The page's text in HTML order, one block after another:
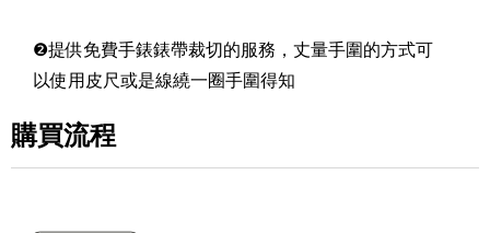
❷提供免費手錶錶帶裁切的服務，丈量手圍的方式可
以使用皮尺或是線繞一圈手圍得知
購買流程